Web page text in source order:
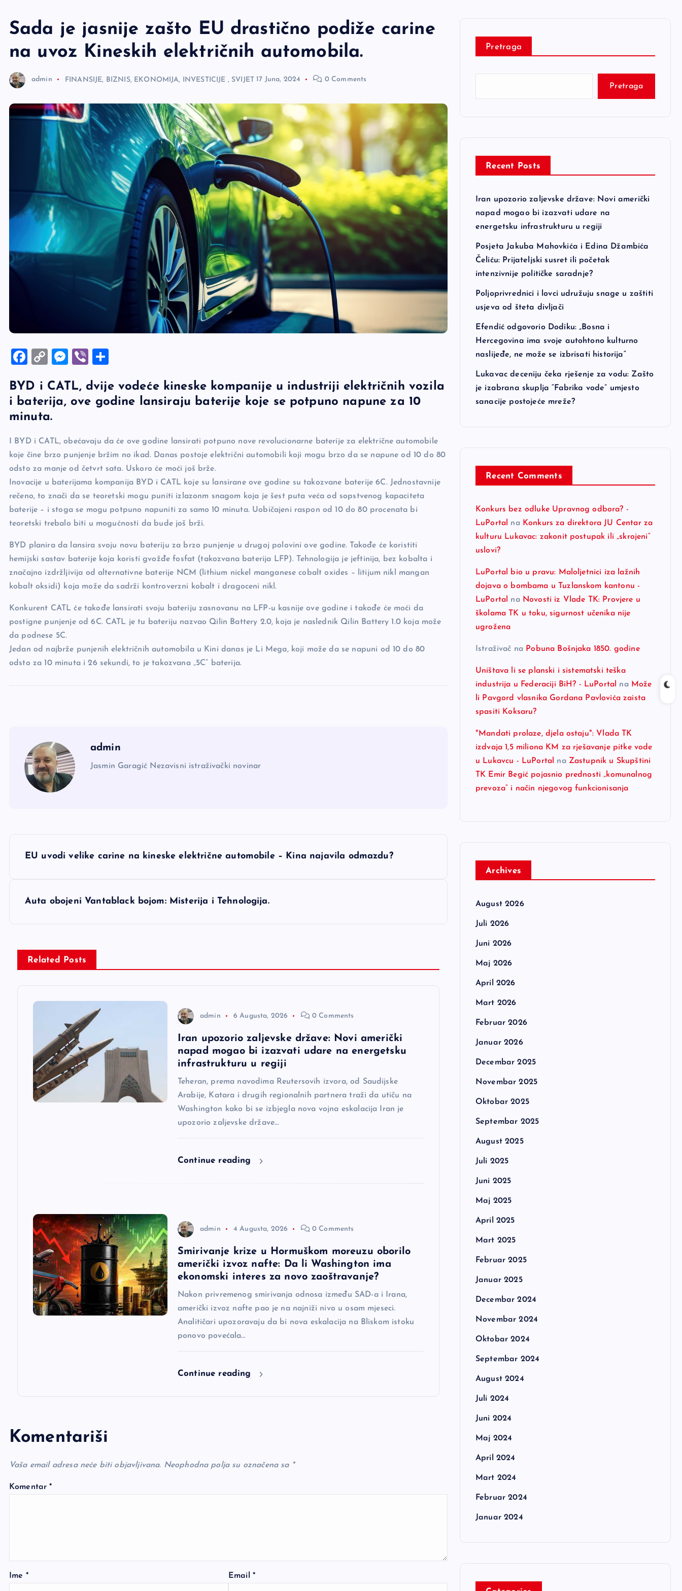
Sada je jasnije zašto EU drastično podiže carine
na uvoz Kineskih električnih automobila.
admin FINANSIJE, BIZNIS, EKONOMIJA, INVESTICIJE , SVIJET 17 Juna, 2024 0 Comments
F
c
e
b
o
o
k
C
p
y
Li
n
k
M
se
n
er
Vi
er ar
e
BYD i CATL, dvije vodeće kineske kompanije u industriji električnih vozila
i baterija, ove godine lansiraju baterije koje se potpuno napune za 10
minuta.
I BYD i CATL, obećavaju da će ove godine lansirati potpuno nove revolucionarne baterije za električne automobile
koje čine brzo punjenje bržim no ikad. Danas postoje električni automobili koji mogu brzo da se napune od 10 do 80
odsto za manje od četvrt sata. Uskoro će moći još brže.
Inovacije u baterijama kompanija BYD i CATL koje su lansirane ove godine su takozvane baterije 6C. Jednostavnije
rečeno, to znači da se teoretski mogu puniti izlazonm snagom koja je šest puta veća od sopstvenog kapaciteta
baterije – i stoga se mogu potpuno napuniti za samo 10 minuta. Uobičajeni raspon od 10 do 80 procenata bi
teoretski trebalo biti u mogućnosti da bude još brži.
BYD planira da lansira svoju novu bateriju za brzo punjenje u drugoj polovini ove godine. Takođe će koristiti
hemijski sastav baterije koja koristi gvožđe fosfat (takozvana baterija LFP). Tehnologija je jeftinija, bez kobalta i
značajno izdržljivija od alternativne baterije NCM (lithium nickel manganese cobalt oxides – litijum nikl mangan
kobalt oksidi) koja može da sadrži kontroverzni kobalt i dragoceni nikl.
Konkurent CATL će takođe lansirati svoju bateriju zasnovanu na LFP-u kasnije ove godine i takođe će moći da
postigne punjenje od 6C. CATL je tu bateriju nazvao Qilin Battery 2.0, koja je naslednik Qilin Battery 1.0 koja može
da podnese 5C.
Jedan od najbrže punjenih električnih automobila u Kini danas je Li Mega, koji može da se napuni od 10 do 80
odsto za 10 minuta i 26 sekundi, to je takozvana „5C“ baterija.
admin
Jasmin Garagić Nezavisni istraživački novinar
NEU uvodi velike carine na kineske električne automobile – Kina najavila odmazdu?
Auta obojeni Vantablack bojom: Misterija i Tehnologija.
Related Posts
admin 6 Augusta, 2026 0 Comments
Iran upozorio zaljevske države: Novi američki
napad mogao bi izazvati udare na energetsku
infrastrukturu u regiji
Teheran, prema navodima Reutersovih izvora, od Saudijske
Arabije, Katara i drugih regionalnih partnera traži da utiču na
Washington kako bi se izbjegla nova vojna eskalacija Iran je
upozorio zaljevske države…
Continue reading
admin 4 Augusta, 2026 0 Comments
Smirivanje krize u Hormuškom moreuzu oborilo
američki izvoz nafte: Da li Washington ima
ekonomski interes za novo zaoštravanje?
Nakon privremenog smirivanja odnosa između SAD-a i Irana,
američki izvoz nafte pao je na najniži nivo u osam mjeseci.
Analitičari upozoravaju da bi nova eskalacija na Bliskom istoku
ponovo povećala…
Continue reading
Komentariši
Vaša email adresa neće biti objavljivana. Neophodna polja su označena sa *
Komentar*
Ime * Email *
Pretraga
Pretraga
Recent Posts
Iran upozorio zaljevske države: Novi američki
napad mogao bi izazvati udare na
energetsku infrastrukturu u regiji
Posjeta Jakuba Mahovkića i Edina Džambića
Čeliću: Prijateljski susret ili početak
intenzivnije političke saradnje?
Poljoprivrednici i lovci udružuju snage u zaštiti
usjeva od šteta divljači
Efendić odgovorio Dodiku: „Bosna i
Hercegovina ima svoje autohtono kulturno
naslijeđe, ne može se izbrisati historija“
Lukavac deceniju čeka rješenje za vodu: Zašto
je izabrana skuplja “Fabrika vode” umjesto
sanacije postojeće mreže?
Recent Comments
Konkurs bez odluke Upravnog odbora? -
LuPortal
na Konkurs za direktora JU Centar za
kulturu Lukavac: zakonit postupak ili „skrojeni“
uslovi?
LuPortal bio u pravu: Maloljetnici iza lažnih
dojava o bombama u Tuzlanskom kantonu -
LuPortal
na Novosti iz Vlade TK: Provjere u
školama TK u toku, sigurnost učenika nije
ugrožena
Istraživač na Pobuna Bošnjaka 1850. godine
Uništava li se planski i sistematski teška
industrija u Federaciji BiH? - LuPortal
na Može
li Pavgord vlasnika Gordana Pavlovića zaista
spasiti Koksaru?
"Mandati prolaze, djela ostaju": Vlada TK
izdvaja 1,5 miliona KM za rješavanje pitke vode
u Lukavcu - LuPortal
na Zastupnik u Skupštini
TK Emir Begić pojasnio prednosti „komunalnog
prevoza“ i način njegovog funkcionisanja
Archives
August 2026
Juli 2026
Juni 2026
Maj 2026
April 2026
Mart 2026
Februar 2026
Januar 2026
Decembar 2025
Novembar 2025
Oktobar 2025
Septembar 2025
August 2025
Juli 2025
Juni 2025
Maj 2025
April 2025
Mart 2025
Februar 2025
Januar 2025
Decembar 2024
Novembar 2024
Oktobar 2024
Septembar 2024
August 2024
Juli 2024
Juni 2024
Maj 2024
April 2024
Mart 2024
Februar 2024
Januar 2024